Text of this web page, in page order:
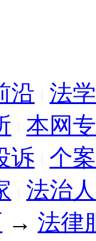
沿
法
本网
诉
个
法治
→ 法律